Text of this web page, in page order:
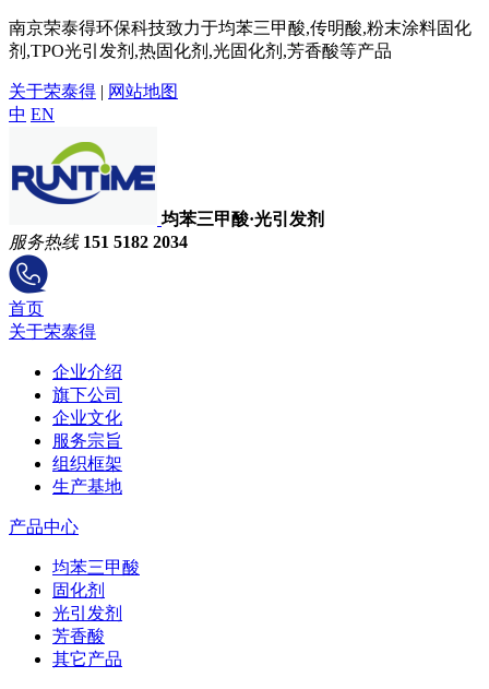
南京荣泰得环保科技致力于均苯三甲酸,传明酸,粉末涂料固化
剂,TPO光引发剂,热固化剂,光固化剂,芳香酸等产品
关于荣泰得 | 网站地图
中 EN
均苯三甲酸·光引发剂
服务热线 151 5182 2034
首页
关于荣泰得
企业介绍
旗下公司
企业文化
服务宗旨
组织框架
生产基地
产品中心
均苯三甲酸
固化剂
光引发剂
芳香酸
其它产品